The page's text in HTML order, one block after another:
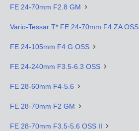
FE 24-70mm F2.8 GM
Vario-Tessar T* FE 24-70mm F4 ZA OSS
FE 24-105mm F4 G OSS
FE 24-240mm F3.5-6.3 OSS
FE 28-60mm F4-5.6
FE 28-70mm F2 GM
FE 28-70mm F3.5-5.6 OSS II